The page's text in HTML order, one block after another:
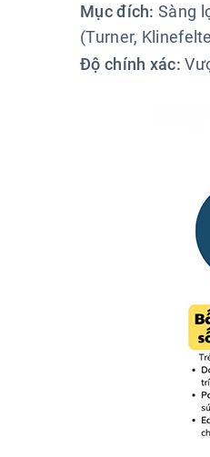
Mục đích: Sàng
(Turner,
Độ chính xác: